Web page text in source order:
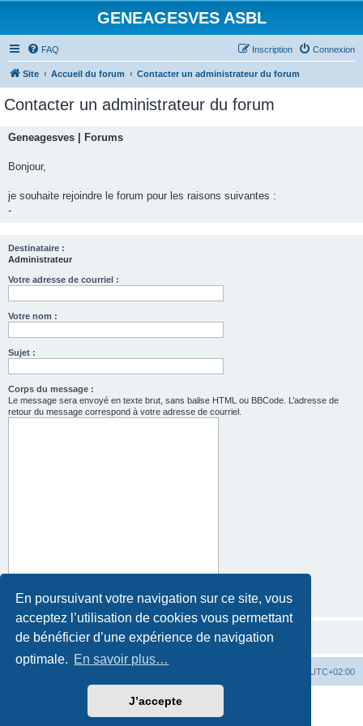
En poursuivant votre navigation sur ce site, vous
acceptez l’utilisation de cookies vous permettant
de bénéficier d’une expérience de navigation
optimale. En savoir plus…
J’accepte
GENEAGESVES ASBL
FAQ Connexion
Inscription
Site Accueil du forum Contacter un administrateur du forum
Contacter un administrateur du forum
Geneagesves | Forums
Bonjour,
je souhaite rejoindre le forum pour les raisons suivantes :
-
Destinataire :
Administrateur
Votre adresse de courriel :
Votre nom :
Sujet :
Corps du message :
Le message sera envoyé en texte brut, sans balise HTML ou BBCode. L’adresse de
retour du message correspond à votre adresse de courriel.
UTC+02:00
phpBB® Forum Software © phpBB Limited
©